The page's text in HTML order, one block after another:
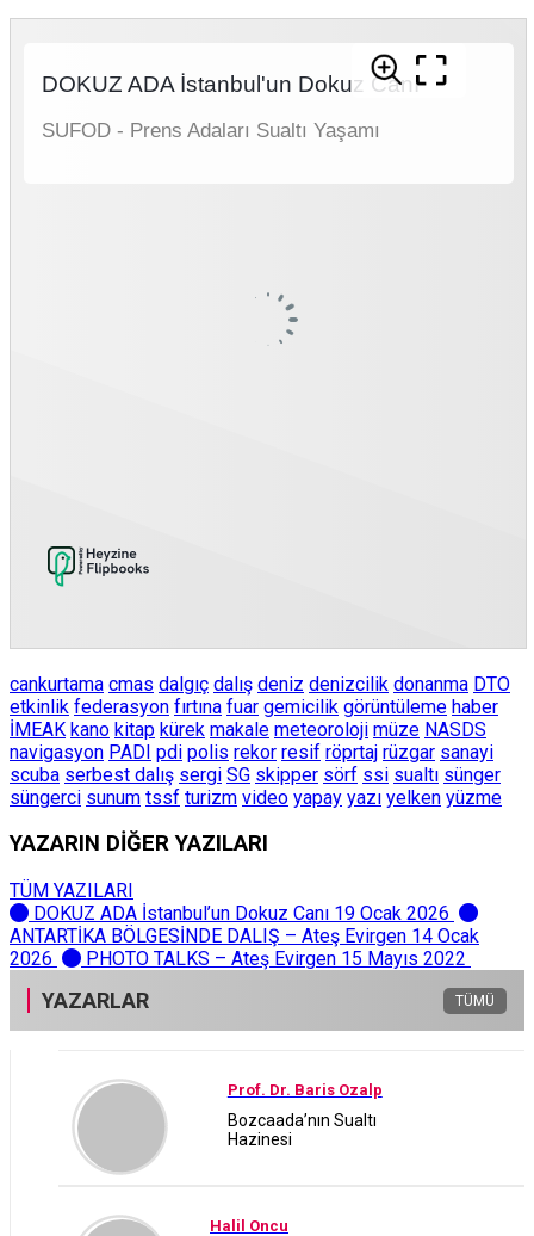
cankurtama cmas dalgıç dalış deniz denizcilik donanma DTO
etkinlik federasyon fırtına fuar gemicilik görüntüleme haber
İMEAK kano kitap kürek makale meteoroloji müze NASDS
navigasyon PADI pdi polis rekor resif röprtaj rüzgar sanayi
scuba serbest dalış sergi SG skipper sörf ssi sualtı sünger
süngerci sunum tssf turizm video yapay yazı yelken yüzme
YAZARIN DİĞER YAZILARI
TÜM YAZILARI
DOKUZ ADA İstanbul’un Dokuz Canı 19 Ocak 2026
ANTARTİKA BÖLGESİNDE DALIŞ – Ateş Evirgen 14 Ocak
2026
PHOTO TALKS – Ateş Evirgen 15 Mayıs 2022
YAZARLAR TÜMÜ
Prof. Dr. Baris Ozalp
Bozcaada’nın Sualtı
Hazinesi
Halil Oncu